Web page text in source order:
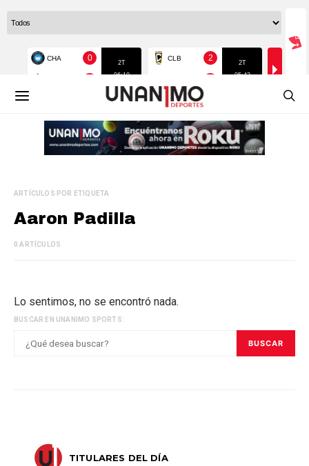
ARTÍCULOS POR ETIQUETA
Aaron Padilla
0 ARTÍCULOS
Lo sentimos, no se encontró nada.
BUSCAR EN UNANIMO SPORTS:
BUSCAR
TITULARES DEL DÍA